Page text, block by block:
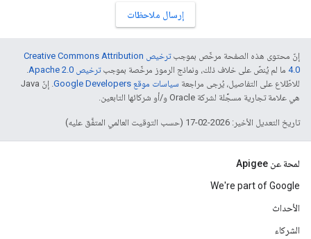
إرسال ملاحظات
إنّ محتوى هذه الصفحة مرخّص بموجب
ترخيص Creative Commons Attribution
4.0‏ ما لم يُنصّ على خلاف ذلك، ونماذج الرموز مرخّصة بموجبترخيص Apache 2.0‏
.
للاطّلاع على التفاصيل، يُرجى مراجعة سياسات موقع Google Developers‏
. إنّ Java
هي علامة تجارية مسجَّلة لشركة Oracle و/أو شركائها التابعين.
تاريخ التعديل الأخير: 2026-02-17 (حسب التوقيت العالمي المتفَّق عليه)
لمحة عن Apigee
We're part of Google
الأحداث
الشركاء